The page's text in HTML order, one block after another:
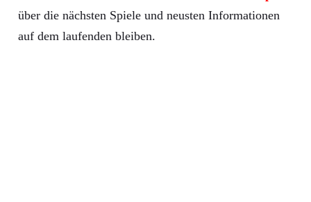
über die nächsten Spiele und neusten Informationen
auf dem laufenden bleiben.